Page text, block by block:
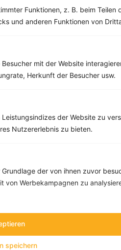
Funktionen, z. B. beim Teilen
und anderen Funktionen von
mit der Website
Herkunft der Besucher usw.
der Website zu
Nutzererlebnis zu bieten.
der von ihnen zuvor
von Werbekampagnen zu
speichern
›
18 g
23 g
12 g
94 g